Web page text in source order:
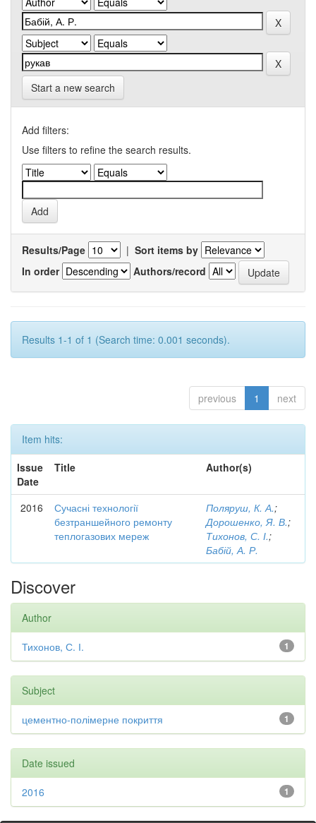
Start a new search
Add filters:
Use filters to refine the search results.
Results/Page | Sort items by
In order
Authors/record
Results 1-1 of 1 (Search time: 0.001 seconds).
previous 1 next
Item hits:
Issue
Date
Title Author(s)
2016
Сучасні технології
безтраншейного ремонту
теплогазових мереж
Поляруш, К. А.;
Дорошенко, Я. В.;
Тихонов, С. І.;
Бабій, А. Р.
Discover
Author
1
Тихонов, С. І.
Subject
1
цементно-полімерне покриття
Date issued
1
2016